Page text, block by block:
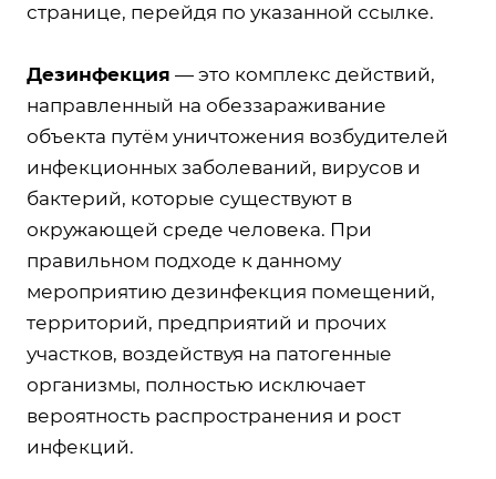
странице, перейдя по указанной ссылке.
Дезинфекция — это комплекс действий,
направленный на обеззараживание
объекта путём уничтожения возбудителей
инфекционных заболеваний, вирусов и
бактерий, которые существуют в
окружающей среде человека. При
правильном подходе к данному
мероприятию дезинфекция помещений,
территорий, предприятий и прочих
участков, воздействуя на патогенные
организмы, полностью исключает
вероятность распространения и рост
инфекций.